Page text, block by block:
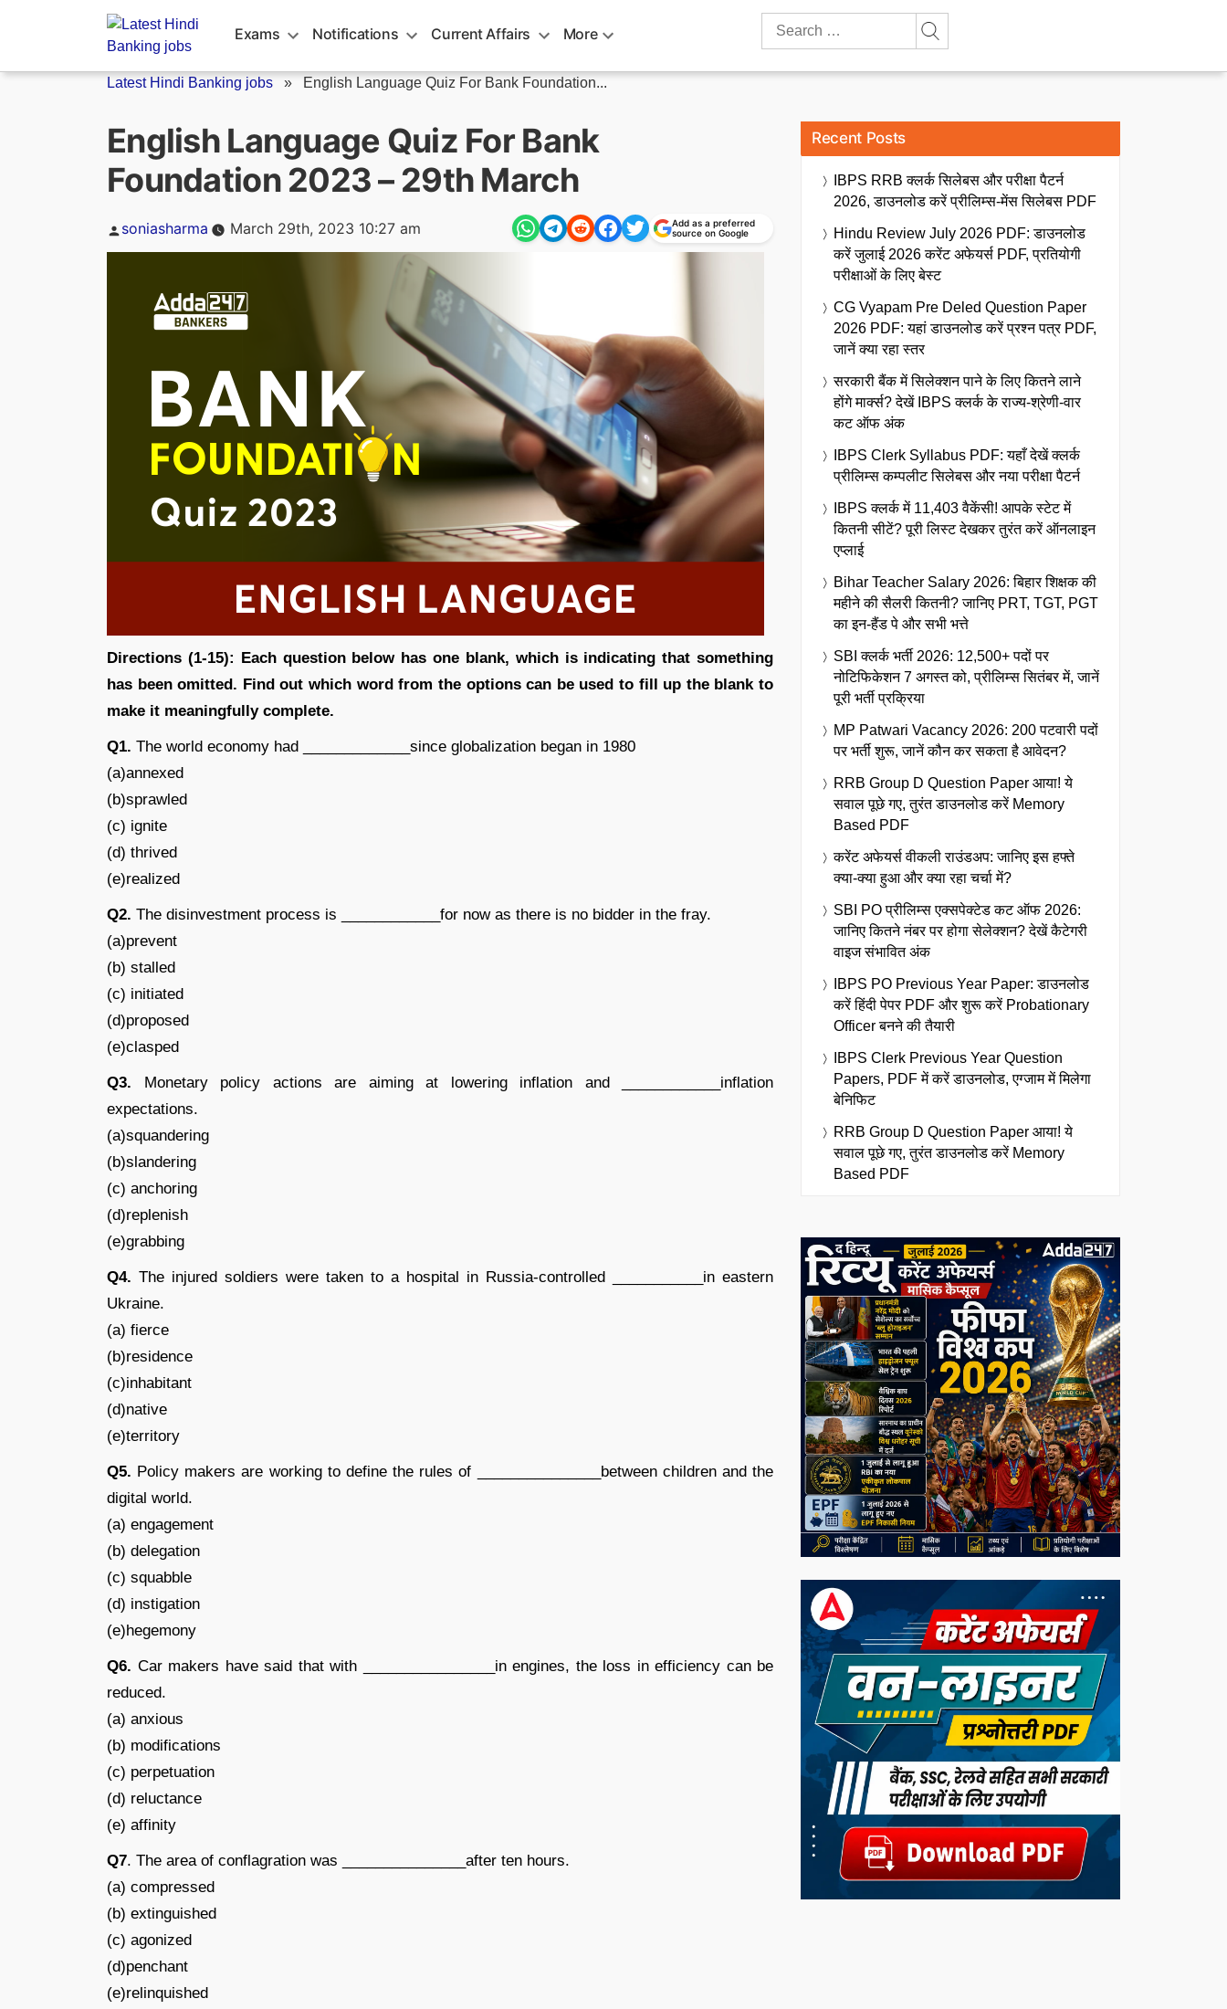
Exams Notifications Current Affairs More
Search
Latest Hindi Banking jobs » English Language Quiz For Bank Foundation...
English Language Quiz For Bank
Foundation 2023 – 29th March
Posted
soniasharma March 29th, 2023 10:27 am
Add as a preferred
source on Google
Directions (1-15): Each question below has one blank, which is indicating that something
has been omitted. Find out which word from the options can be used to fill up the blank to
make it meaningfully complete.
Q1. The world economy had _____________since globalization began in 1980
(a)annexed
(b)sprawled
(c) ignite
(d) thrived
(e)realized
Q2. The disinvestment process is ____________for now as there is no bidder in the fray.
(a)prevent
(b) stalled
(c) initiated
(d)proposed
(e)clasped
Q3. Monetary policy actions are aiming at lowering inflation and ____________inflation
expectations.
(a)squandering
(b)slandering
(c) anchoring
(d)replenish
(e)grabbing
Q4. The injured soldiers were taken to a hospital in Russia-controlled ___________in eastern
Ukraine.
(a) fierce
(b)residence
(c)inhabitant
(d)native
(e)territory
Q5. Policy makers are working to define the rules of _______________between children and the
digital world.
(a) engagement
(b) delegation
(c) squabble
(d) instigation
(e)hegemony
Q6. Car makers have said that with ________________in engines, the loss in efficiency can be
reduced.
(a) anxious
(b) modifications
(c) perpetuation
(d) reluctance
(e) affinity
Q7. The area of conflagration was _______________after ten hours.
(a) compressed
(b) extinguished
(c) agonized
(d)penchant
(e)relinquished
Recent Posts
IBPS RRB क्लर्क सिलेबस और परीक्षा पैटर्न
2026, डाउनलोड करें प्रीलिम्स-मेंस सिलेबस PDF
Hindu Review July 2026 PDF: डाउनलोड
करें जुलाई 2026 करेंट अफेयर्स PDF, प्रतियोगी
परीक्षाओं के लिए बेस्ट
CG Vyapam Pre Deled Question Paper
2026 PDF: यहां डाउनलोड करें प्रश्न पत्र PDF,
जानें क्या रहा स्तर
सरकारी बैंक में सिलेक्शन पाने के लिए कितने लाने
होंगे मार्क्स? देखें IBPS क्लर्क के राज्य-श्रेणी-वार
कट ऑफ अंक
IBPS Clerk Syllabus PDF: यहाँ देखें क्लर्क
प्रीलिम्स कम्पलीट सिलेबस और नया परीक्षा पैटर्न
IBPS क्लर्क में 11,403 वैकेंसी! आपके स्टेट में
कितनी सीटें? पूरी लिस्ट देखकर तुरंत करें ऑनलाइन
एप्लाई
Bihar Teacher Salary 2026: बिहार शिक्षक की
महीने की सैलरी कितनी? जानिए PRT, TGT, PGT
का इन-हैंड पे और सभी भत्ते
SBI क्लर्क भर्ती 2026: 12,500+ पदों पर
नोटिफिकेशन 7 अगस्त को, प्रीलिम्स सितंबर में, जानें
पूरी भर्ती प्रक्रिया
MP Patwari Vacancy 2026: 200 पटवारी पदों
पर भर्ती शुरू, जानें कौन कर सकता है आवेदन?
RRB Group D Question Paper आया! ये
सवाल पूछे गए, तुरंत डाउनलोड करें Memory
Based PDF
करेंट अफेयर्स वीकली राउंडअप: जानिए इस हफ्ते
क्या-क्या हुआ और क्या रहा चर्चा में?
SBI PO प्रीलिम्स एक्सपेक्टेड कट ऑफ 2026:
जानिए कितने नंबर पर होगा सेलेक्शन? देखें कैटेगरी
वाइज संभावित अंक
IBPS PO Previous Year Paper: डाउनलोड
करें हिंदी पेपर PDF और शुरू करें Probationary
Officer बनने की तैयारी
IBPS Clerk Previous Year Question
Papers, PDF में करें डाउनलोड, एग्जाम में मिलेगा
बेनिफिट
RRB Group D Question Paper आया! ये
सवाल पूछे गए, तुरंत डाउनलोड करें Memory
Based PDF